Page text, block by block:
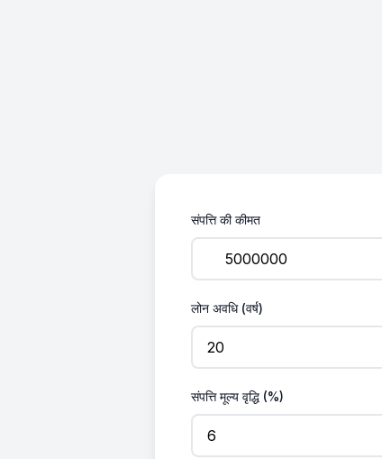
संपत्ति की कीमत
लोन अवधि (वर्ष)
संपत्ति मूल्य वृद्धि (%)